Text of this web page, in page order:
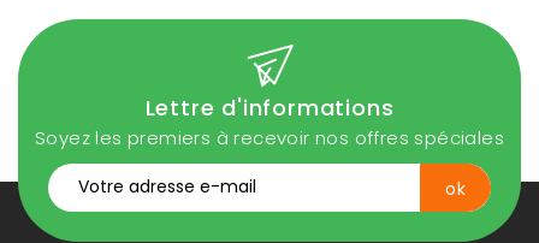
Lettre d'informations
Soyez les premiers à recevoir nos offres spéciales